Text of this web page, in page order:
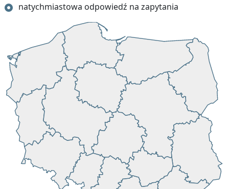
natychmiastowa odpowiedź na zapytania